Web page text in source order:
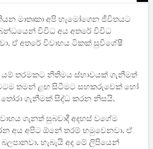
මාතෘකා අපි හැමෝගෙන ජීවිතයට
විවිධ අය අතරේ විවිධ
ඒ අතරේ විවාහය ටිකක් සුවිශේෂී
තරමකට නීතිමය ස්භාවයක් ගැනීමත්
තමන් ළඟ සිටීමට සහකරුවෙක් හෝ
ගැනීමක් සිද්ධ කරන නිසයි.
ගැනත් සුබවාදී අදහස් වගේම
අය අපිට ඕනේ තරම් හමුවෙනවා. ඒ
හැබැයි අද මේ ලිපියෙන්